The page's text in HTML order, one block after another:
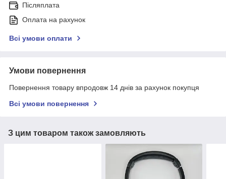
Післяплата
Оплата на рахунок
Всі умови оплати
Умови повернення
Повернення товару впродовж 14 днів за рахунок покупця
Всі умови повернення
З цим товаром також замовляють